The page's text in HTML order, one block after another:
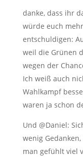
danke, dass ihr
würde euch
entschuldigen:
weil die Grünen
wegen der
Ich weiß auch
Wahlkampf
waren ja schon
Und @Daniel:
wenig
man gefühlt viel